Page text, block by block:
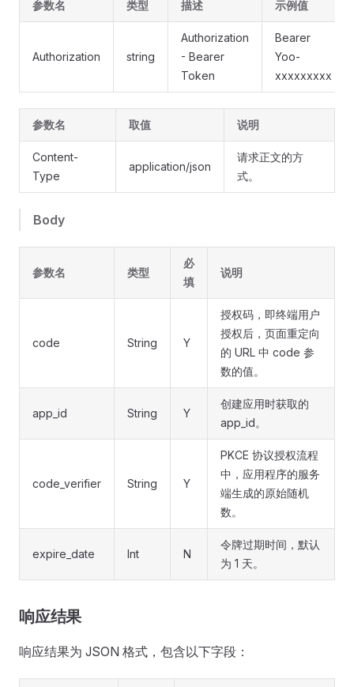
参数名 类型 描述 示例值
Authorization string
Authorization
- Bearer
Token
Bearer
Yoo-
xxxxxxxxx
参数名 取值 说明
Content-
Type
application/json
请求正文的方
式。
Body
参数名 类型
必
填
说明
code String Y
授权码，即终端用户
授权后，页面重定向
的 URL 中 code 参
数的值。
app_id String Y
创建应用时获取的
app_id。
code_verifier String Y
PKCE 协议授权流程
中，应用程序的服务
端生成的原始随机
数。
expire_date Int N
令牌过期时间，默认
为 1 天。
响应结果
响应结果为 JSON 格式，包含以下字段：